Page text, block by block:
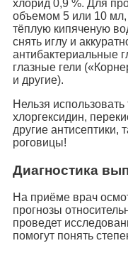
хлорид 0,9 %. Для
объемом 5 или 10 мл,
тёплую кипяченую
снять иглу и
антибактериальные
глазные гели
и другие).
Нельзя
хлоргексидин,
другие антисептики,
роговицы!
Диагностика
На приёме врач
прогнозы
проведет
помогут понять